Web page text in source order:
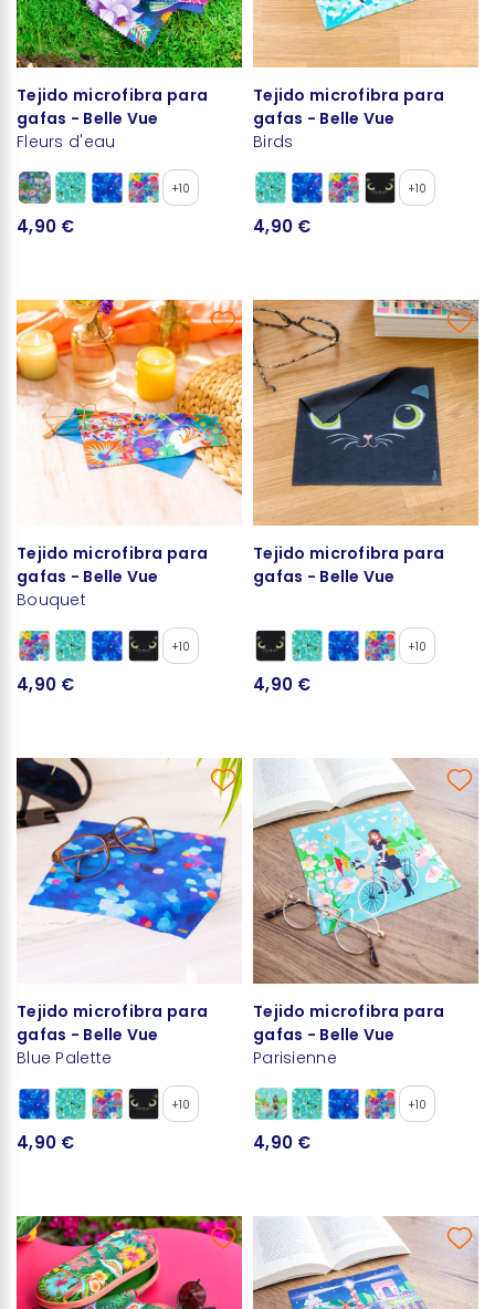
Tejido microfibra para
gafas - Belle Vue
Fleurs d'eau
+10
4,90 €
Tejido microfibra para
gafas - Belle Vue
Birds
+10
4,90 €
Tejido microfibra para
gafas - Belle Vue
Bouquet
+10
4,90 €
Tejido microfibra para
gafas - Belle Vue
+10
4,90 €
Tejido microfibra para
gafas - Belle Vue
Blue Palette
+10
4,90 €
Tejido microfibra para
gafas - Belle Vue
Parisienne
+10
4,90 €